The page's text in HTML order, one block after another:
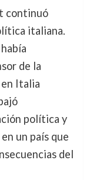
continuó
italiana.
de la
Italia
política y
un país que
del